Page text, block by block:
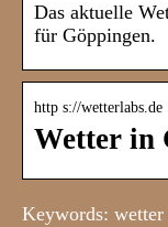
Das aktuelle
für Göppingen.
http s://wetterlabs.de
Wetter in
Keywords: wetter